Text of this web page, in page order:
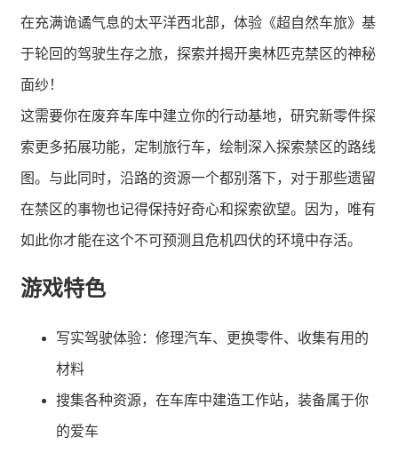
在充满诡谲气息的太平洋西北部，体验《超自然车旅》基
于轮回的驾驶生存之旅，探索并揭开奥林匹克禁区的神秘
面纱！
这需要你在废弃车库中建立你的行动基地，研究新零件探
索更多拓展功能，定制旅行车，绘制深入探索禁区的路线
图。与此同时，沿路的资源一个都别落下，对于那些遗留
在禁区的事物也记得保持好奇心和探索欲望。因为，唯有
如此你才能在这个不可预测且危机四伏的环境中存活。
游戏特色
写实驾驶体验：修理汽车、更换零件、收集有用的
材料
搜集各种资源，在车库中建造工作站，装备属于你
的爱车